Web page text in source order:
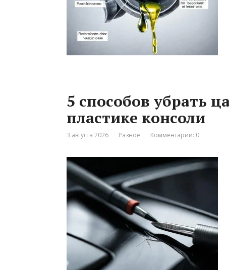
5 способов убрать
пластике консоли
3 августа 2026 Разное Комментарии: 0